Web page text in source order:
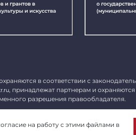
в соответствии с
, принадлежат партнерам и охраняются
разрешения правообладателя.
на работу с этими файлами в